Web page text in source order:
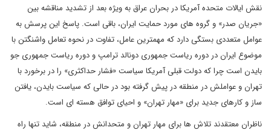
نقش ایالات متحده آمریکا در بحران عراق به ویژه بعد از تشدید مناقشه بین
«جریان صدر» و گروه های مورد حمایت ایران، باقی است. پاسخ این پرسش به
عوامل متعددی بستگی دارد که مهمترین عامل، تفاوت در نحوه تعامل واشنگتن با
موضوع ایران در دوره ریاست جمهوری دونالد ترامپ و دوره ریاست جمهوری جو
بایدن است چرا که دولت قبلی آمریکا سیاست «فشار حداکثری» را در برخورد با
تهران و عواملش در منطقه در پیش گرفته بود در حالی که سیاست بایدن، یافتن
ساز و کارهای جدید برای «مهار تهران» و احیای توافق هسته ای است.
ناظران معتقدند تلاش ها برای مهار تهران و متحدانش در منطقه، شاید تنها راه